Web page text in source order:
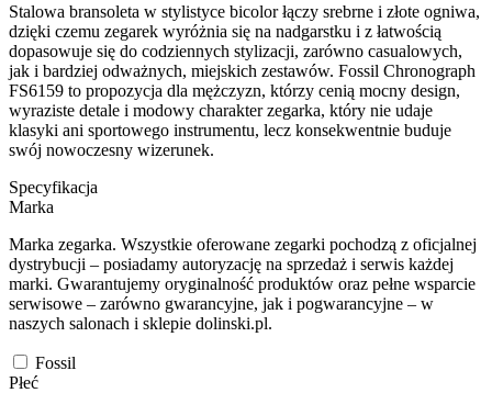
Stalowa bransoleta w stylistyce bicolor łączy srebrne i złote ogniwa,
dzięki czemu zegarek wyróżnia się na nadgarstku i z łatwością
dopasowuje się do codziennych stylizacji, zarówno casualowych,
jak i bardziej odważnych, miejskich zestawów. Fossil Chronograph
FS6159 to propozycja dla mężczyzn, którzy cenią mocny design,
wyraziste detale i modowy charakter zegarka, który nie udaje
klasyki ani sportowego instrumentu, lecz konsekwentnie buduje
swój nowoczesny wizerunek.
Specyfikacja
Marka
Marka zegarka. Wszystkie oferowane zegarki pochodzą z oficjalnej
dystrybucji – posiadamy autoryzację na sprzedaż i serwis każdej
marki. Gwarantujemy oryginalność produktów oraz pełne wsparcie
serwisowe – zarówno gwarancyjne, jak i pogwarancyjne – w
naszych salonach i sklepie dolinski.pl.
Fossil
Płeć